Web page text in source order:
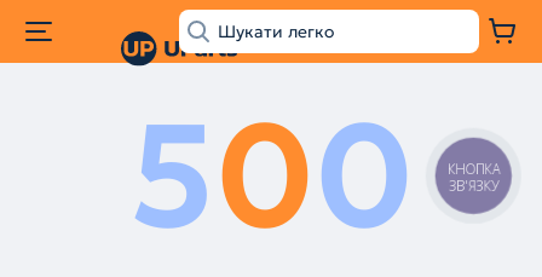
500
КНОПКА
ЗВ'ЯЗКУ